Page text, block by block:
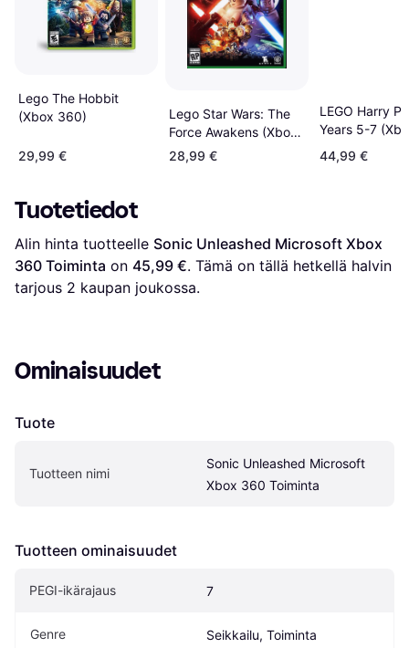
Lego The Hobbit
(Xbox 360)
29,99 €
Lego Star Wars: The
Force Awakens (Xbox
360)
28,99 €
LEGO Harry
Years 5-7
44,99 €
Tuotetiedot
Alin hinta tuotteelle Sonic Unleashed Microsoft Xbox
360 Toiminta on 45,99 €. Tämä on tällä hetkellä halvin
tarjous 2 kaupan joukossa.
Ominaisuudet
Tuote
Tuotteen nimi
Sonic Unleashed Microsoft
Xbox 360 Toiminta
Tuotteen ominaisuudet
PEGI-ikärajaus 7
Genre Seikkailu, Toiminta